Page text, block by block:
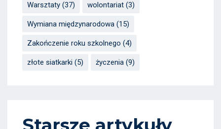
Warsztaty (37) wolontariat (3)
Wymiana międzynarodowa (15)
Zakończenie roku szkolnego (4)
złote siatkarki (5) życzenia (9)